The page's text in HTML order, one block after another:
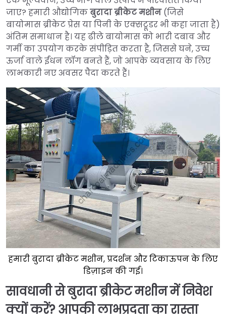
जाए? हमारी औद्योगिकबुरादा ब्रीकेट मशीन(जिसे
बायोमास ब्रीकेट प्रेस या पिनी के एक्सट्रूडर भी कहा जाता है)
अंतिम समाधान है। यह ढीले बायोमास को भारी दबाव और
गर्मी का उपयोग करके संपीड़ित करता है, जिससे घने, उच्च
ऊर्जा वाले ईंधन लॉग बनते हैं, जो आपके व्यवसाय के लिए
लाभकारी नए अवसर पैदा करते हैं।
हमारी बुरादा ब्रीकेट मशीन, प्रदर्शन और टिकाऊपन के लिए
डिज़ाइन की गई।
सावधानी से बुरादा ब्रीकेट मशीन में निवेश
क्यों करें? आपकी लाभप्रदता का रास्ता